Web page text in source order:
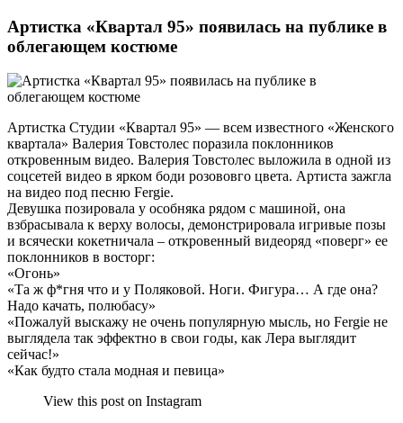
Артистка «Квартал 95» появилась на публике в
облегающем костюме
Артистка Студии «Квартал 95» — всем известного «Женского
квартала» Валерия Товстолес поразила поклонников
откровенным видео. Валерия Товстолес выложила в одной из
соцсетей видео в ярком боди розововго цвета. Артиста зажгла
на видео под песню Fergie.
Девушка позировала у особняка рядом с машиной, она
взбрасывала к верху волосы, демонстрировала игривые позы
и всячески кокетничала – откровенный видеоряд «поверг» ее
поклонников в восторг:
«Огонь»
«Та ж ф*гня что и у Поляковой. Ноги. Фигура… А где она?
Надо качать, полюбасу»
«Пожалуй выскажу не очень популярную мысль, но Fergie не
выглядела так эффектно в свои годы, как Лера выглядит
сейчас!»
«Как будто стала модная и певица»
View this post on Instagram